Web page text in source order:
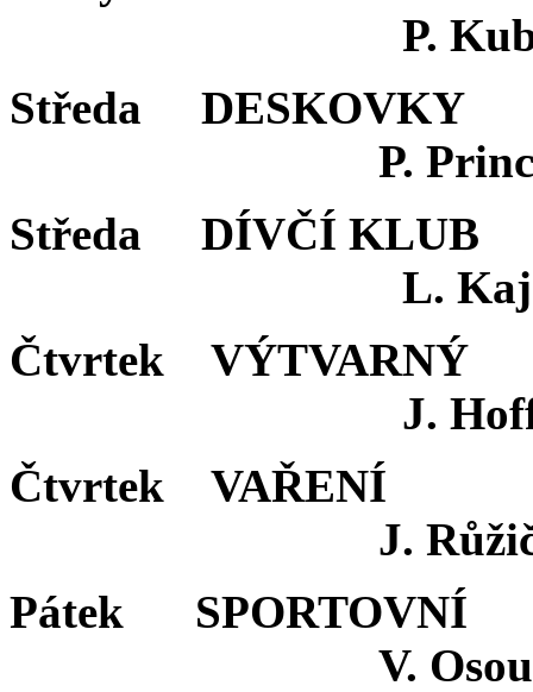
P.
Středa
P. Princlová
Středa DÍVČÍ
L. Kajerová
Čtvrtek
J.
Čtvrtek
J. Růžičková (
Pátek
V. Osouchová